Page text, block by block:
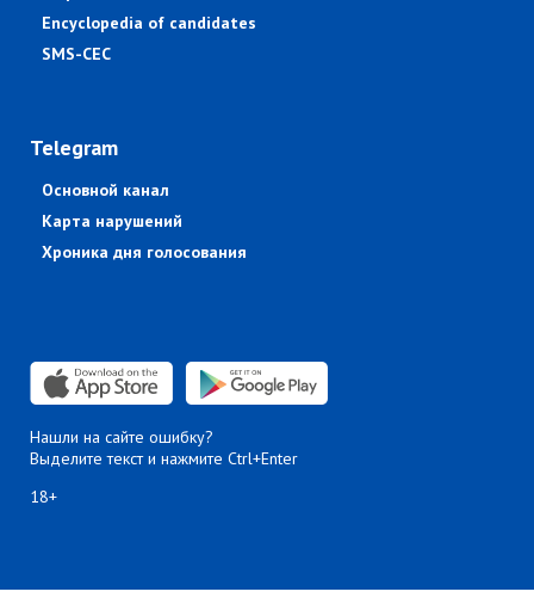
Encyclopedia of candidates
SMS-CEC
Telegram
Основной канал
Карта нарушений
Хроника дня голосования
Нашли на сайте ошибку?
Выделите текст и нажмите Ctrl+Enter
18+